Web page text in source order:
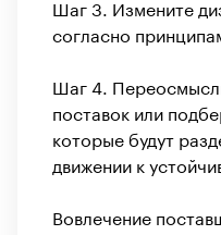
Шаг 3. Измените
согласно
Шаг 4.
поставок или
которые будут
движении к
Вовлечение